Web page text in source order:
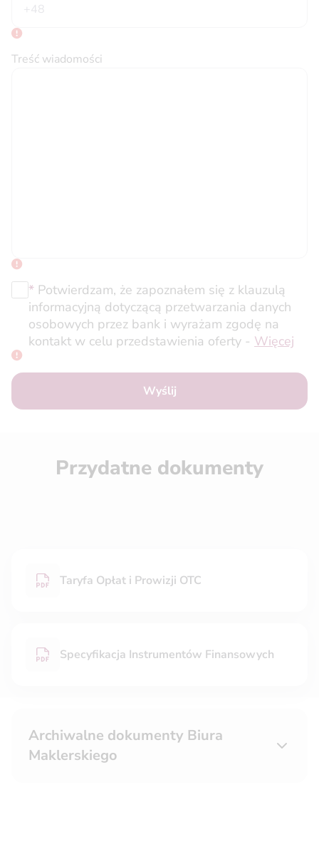
Treść wiadomości
* Potwierdzam, że zapoznałem się z klauzulą
informacyjną dotyczącą przetwarzania danych
osobowych przez bank i wyrażam zgodę na
kontakt w celu przedstawienia oferty - Więcej
Wyślij
Przydatne dokumenty
Taryfa Opłat i Prowizji OTC
Specyfikacja Instrumentów Finansowych
Archiwalne dokumenty Biura
Maklerskiego